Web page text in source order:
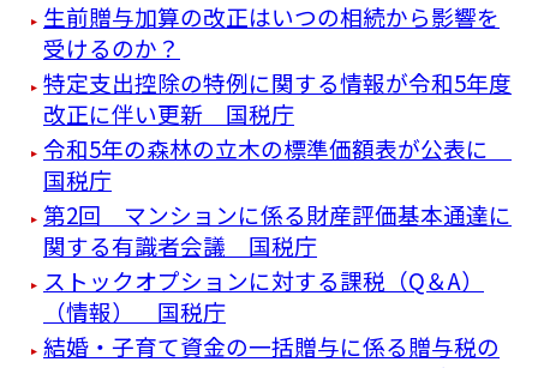
生前贈与加算の改正はいつの相続から影響を
受けるのか？
特定支出控除の特例に関する情報が令和5年度
改正に伴い更新 国税庁
令和5年の森林の立木の標準価額表が公表に
国税庁
第2回 マンションに係る財産評価基本通達に
関する有識者会議 国税庁
ストックオプションに対する課税（Q＆A）
（情報） 国税庁
結婚・子育て資金の一括贈与に係る贈与税の